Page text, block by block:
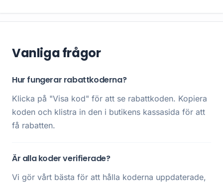
Vanliga frågor
Hur fungerar rabattkoderna?
Klicka på "Visa kod" för att se rabattkoden. Kopiera
koden och klistra in den i butikens kassasida för att
få rabatten.
Är alla koder verifierade?
Vi gör vårt bästa för att hålla koderna uppdaterade,